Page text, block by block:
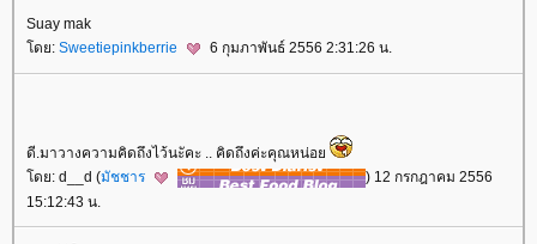
Suay mak
ดย: Sweetiepinkberrie 6 กุมภาพันธ์ 2556 2:31:26 น.
ดี.มาวางความคิดถึงไว้นะัคะ .. คิดถึงค่ะคุณหน่อ
ดย: d__d (มัชชาร
) 12 กรกฎาคม 2556
15:12:43 น.